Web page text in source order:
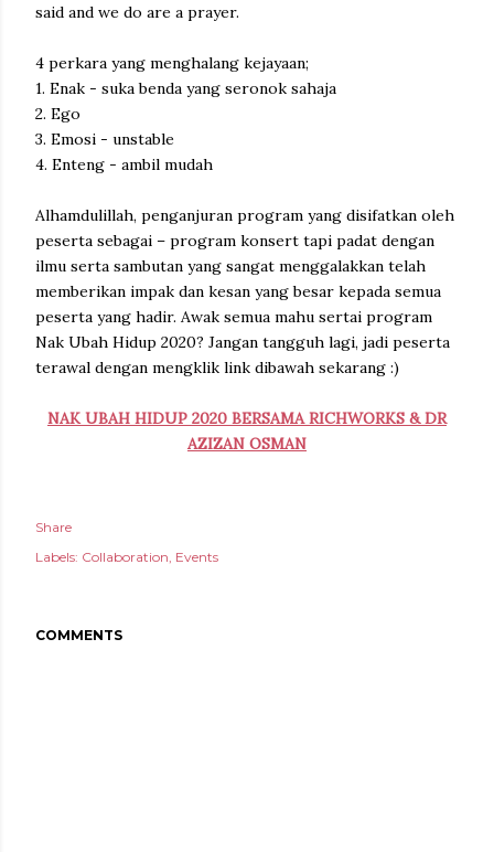
said and we do are a prayer.
4 perkara yang menghalang kejayaan;
1. Enak - suka benda yang seronok sahaja
2. Ego
3. Emosi - unstable
4. Enteng - ambil mudah
Alhamdulillah, penganjuran program yang disifatkan oleh
peserta sebagai – program konsert tapi padat dengan
ilmu serta sambutan yang sangat menggalakkan telah
memberikan impak dan kesan yang besar kepada semua
peserta yang hadir. Awak semua mahu sertai program
Nak Ubah Hidup 2020? Jangan tangguh lagi, jadi peserta
terawal dengan mengklik link dibawah sekarang :)
NAK UBAH HIDUP 2020 BERSAMA RICHWORKS & DR
AZIZAN OSMAN
Share
Labels: Collaboration Events
COMMENTS